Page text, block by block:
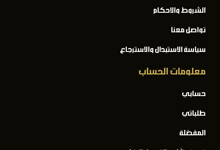
الشروط والاحكام
تواصل معنا
سياسة الاستبدال والاسترجاع
معلومات الحساب
حسابي
طلباتي
المفضلة